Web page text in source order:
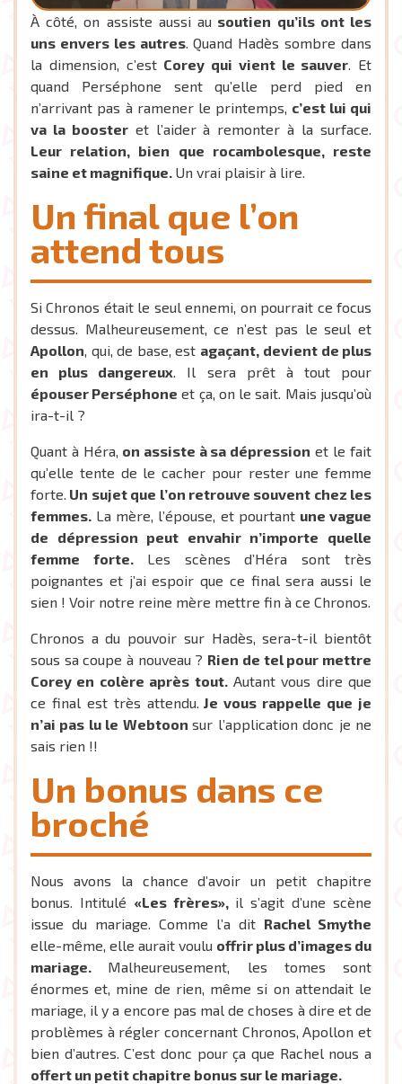
À côté, on assiste aussi au soutien qu’ils ont les
uns envers les autres. Quand Hadès sombre dans
la dimension, c’est Corey qui vient le sauver. Et
quand Perséphone sent qu’elle perd pied en
n’arrivant pas à ramener le printemps, c’est lui qui
va la boosteret l’aider à remonter à la surface.
Leur relation, bien que rocambolesque, reste
saine et magnifique. Un vrai plaisir à lire.
Un final que l’on
attend tous
Si Chronos était le seul ennemi, on pourrait ce focus
dessus. Malheureusement, ce n’est pas le seul et
Apollon, qui, de base, est agaçant, devient de plus
en plus dangereux. Il sera prêt à tout pour
épouser Perséphone et ça, on le sait. Mais jusqu’où
ira-t-il ?
Quant à Héra, on assiste à sa dépression et le fait
qu’elle tente de le cacher pour rester une femme
forte. Un sujet que l’on retrouve souvent chez les
femmes. La mère, l’épouse, et pourtant une vague
de dépression peut envahir n’importe quelle
femme forte. Les scènes d’Héra sont très
poignantes et j’ai espoir que ce final sera aussi le
sien ! Voir notre reine mère mettre fin à ce Chronos.
Chronos a du pouvoir sur Hadès, sera-t-il bientôt
sous sa coupe à nouveau ? Rien de tel pour mettre
Corey en colère après tout.Autant vous dire que
ce final est très attendu. Je vous rappelle que je
n’ai pas lu le Webtoonsur l’application donc je ne
sais rien !!
Un bonus dans ce
broché
Nous avons la chance d’avoir un petit chapitre
bonus. Intitulé «Les frères»,il s’agit d’une scène
issue du mariage. Comme l’a dit Rachel Smythe
elle-même, elle aurait voulu offrir plus d’images du
mariage. Malheureusement, les tomes sont
énormes et, mine de rien, même si on attendait le
mariage, il y a encore pas mal de choses à dire et de
problèmes à régler concernant Chronos, Apollon et
bien d’autres. C’est donc pour ça que Rachel nous a
offert un petit chapitre bonus sur le mariage.